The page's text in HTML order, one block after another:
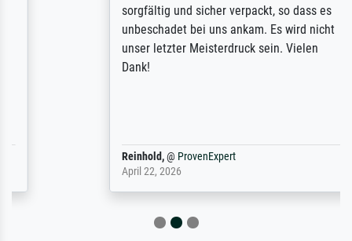
sorgfältig und sicher verpackt, so dass es
unbeschadet bei uns ankam. Es wird nicht
unser letzter Meisterdruck sein. Vielen
ProvenExpert
April 22, 2026